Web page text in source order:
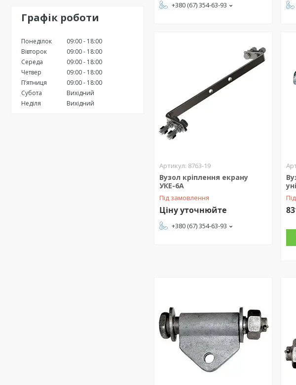
Графік роботи
Понеділок 09:00
18:00
Вівторок
09:00
18:00
Середа
09:00
18:00
Четвер
09:00
18:00
Пʼятниця
09:00
18:00
Субота
Вихідний
Неділя
Вихідний
+380 (67) 354-63-93
8763-19
Вузол кріплення екрану
УКЕ-6А
Під замовлення
Ціну уточнюйте
+380 (67) 354-63-93